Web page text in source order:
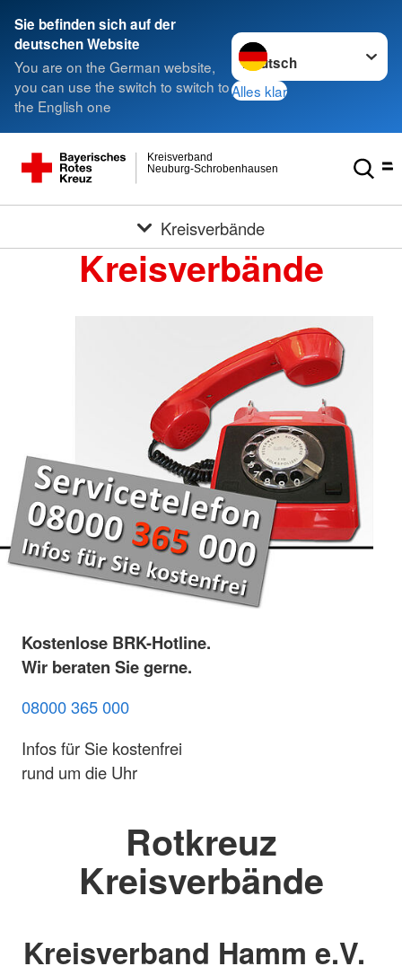
Sie befinden sich auf der
deutschen Website
You are on the German website,
you can use the switch to switch to
the English one
Sprache wechseln zu
Alles klar
Neuburg-Schrobenhausen
Kreisverband
Kreisverbände
Kreisverbände
Kostenlose BRK-Hotline.
Wir beraten Sie gerne.
08000 365 000
Infos für Sie kostenfrei
rund um die Uhr
Rotkreuz
Kreisverbände
Kreisverband Hamm e.V.